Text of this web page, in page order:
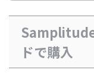
ドで購入